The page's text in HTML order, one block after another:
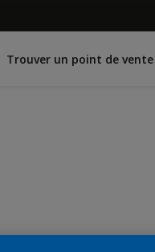
Trouver un point de vente